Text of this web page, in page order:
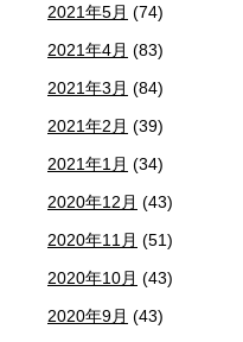
2021年5月 (74)
2021年4月 (83)
2021年3月 (84)
2021年2月 (39)
2021年1月 (34)
2020年12月 (43)
2020年11月 (51)
2020年10月 (43)
2020年9月 (43)